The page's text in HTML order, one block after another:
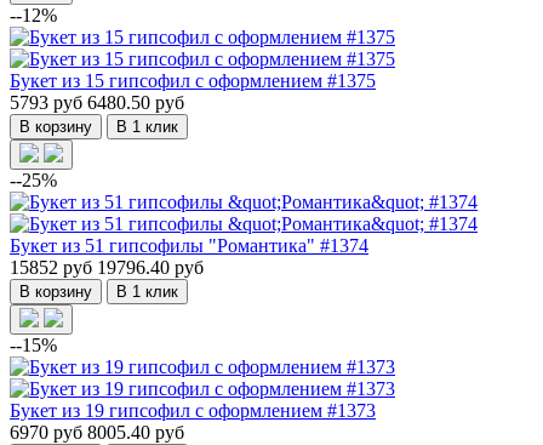
--12%
Букет из 15 гипсофил с оформлением #1375
5793 руб 6480.50 руб
В корзину В 1 клик
--25%
Букет из 51 гипсофилы "Романтика" #1374
15852 руб 19796.40 руб
В корзину В 1 клик
--15%
Букет из 19 гипсофил с оформлением #1373
6970 руб 8005.40 руб